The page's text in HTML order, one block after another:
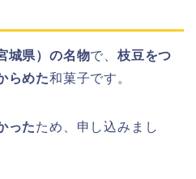
城県）の名物で、枝豆をつ
らめた和菓子です。
ったため、申し込みまし